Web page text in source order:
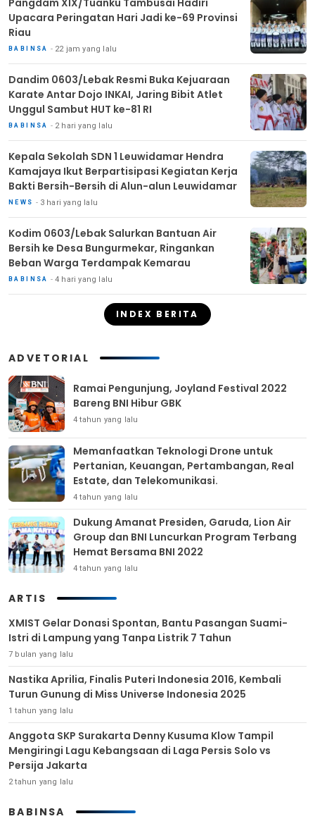
Upacara Peringatan Hari Jadi ke-69 Provinsi
Riau
BABINSA 22 jam yang lalu
Dandim 0603/Lebak Resmi Buka Kejuaraan
Karate Antar Dojo INKAI, Jaring Bibit Atlet
Unggul Sambut HUT ke-81 RI
BABINSA 2 hari yang lalu
Kepala Sekolah SDN 1 Leuwidamar Hendra
Kamajaya Ikut Berpartisipasi Kegiatan Kerja
Bakti Bersih-Bersih di Alun-alun Leuwidamar
NEWS 3 hari yang lalu
Kodim 0603/Lebak Salurkan Bantuan Air
Bersih ke Desa Bungurmekar, Ringankan
Beban Warga Terdampak Kemarau
BABINSA 4 hari yang lalu
INDEX BERITA
ADVETORIAL
Ramai Pengunjung, Joyland Festival 2022
Bareng BNI Hibur GBK
4 tahun yang lalu
Memanfaatkan Teknologi Drone untuk
Pertanian, Keuangan, Pertambangan, Real
Estate, dan Telekomunikasi.
4 tahun yang lalu
Dukung Amanat Presiden, Garuda, Lion Air
Group dan BNI Luncurkan Program Terbang
Hemat Bersama BNI 2022
4 tahun yang lalu
ARTIS
XMIST Gelar Donasi Spontan, Bantu Pasangan Suami-
Istri di Lampung yang Tanpa Listrik 7 Tahun
7 bulan yang lalu
Nastika Aprilia, Finalis Puteri Indonesia 2016, Kembali
Turun Gunung di Miss Universe Indonesia 2025
1 tahun yang lalu
Anggota SKP Surakarta Denny Kusuma Klow Tampil
Mengiringi Lagu Kebangsaan di Laga Persis Solo vs
Persija Jakarta
2 tahun yang lalu
BABINSA